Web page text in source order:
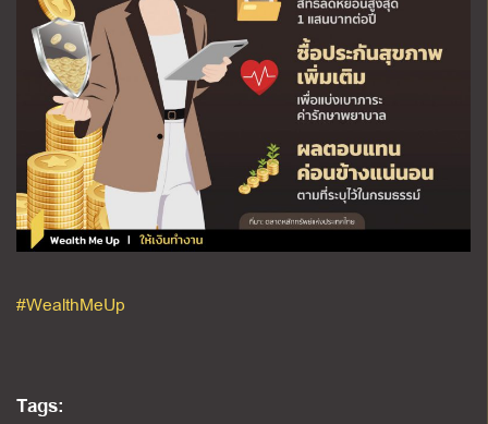
#WealthMeUp
Tags: